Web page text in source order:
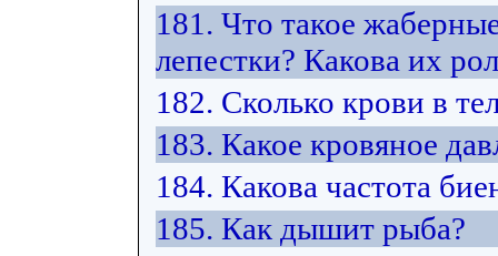
181. Что такое
лепестки? Какова их
182. Сколько крови в
183. Какое кровяное
184. Какова частота
185. Как дышит рыба?